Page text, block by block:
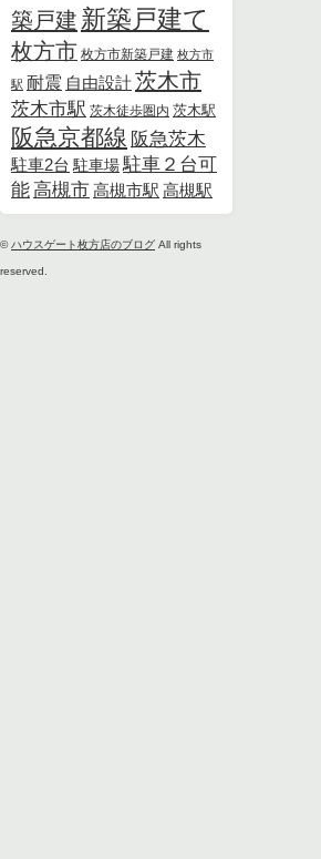
築戸建 新築戸建て
枚方市 枚方市新築戸建 枚方市
駅 耐震 自由設計茨木市
茨木市駅 茨木徒歩圏内 茨木駅
阪急京都線 阪急茨木
駐車2台 駐車場駐車２台可
能高槻市高槻市駅 高槻駅
©ハウスゲート枚方店のブログ All rights
reserved.